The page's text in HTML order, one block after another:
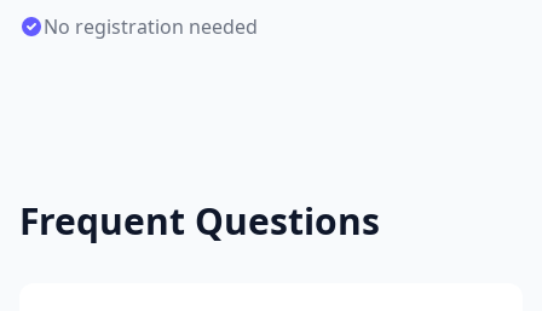
No registration needed
Frequent Questions